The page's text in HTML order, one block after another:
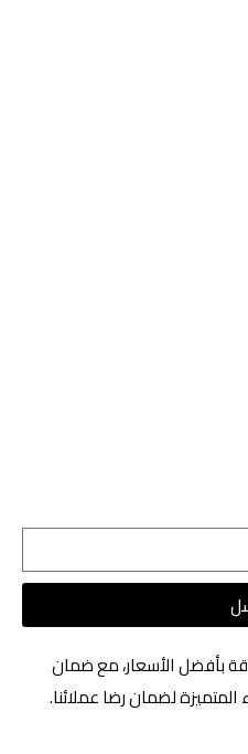
بأفضل الأسعار، مع ضمان
لضمان رضا عملائنا.